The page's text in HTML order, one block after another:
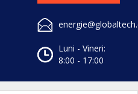
Luni - Vineri:
8:00 - 17:00